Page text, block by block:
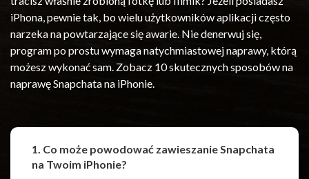
iPhona, pewnie tak, bo wielu użytkowników aplikacji często
narzeka na powtarzające się awarie. Nie denerwuj się,
program po prostu wymaga natychmiastowej naprawy, którą
możesz wykonać sam. Zobacz 10 skutecznych sposobów na
naprawę Snapchata na iPhonie.
1. Co może powodować zawieszanie Snapchata
na Twoim iPhonie?